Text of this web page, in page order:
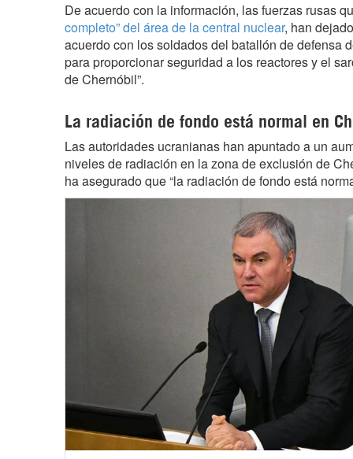
De acuerdo con la información, las fuerzas rusas
completo” del área de la central nuclear, han
acuerdo con los soldados del batallón de defensa
para proporcionar seguridad a los reactores y el
de Chernóbil”.
La radiación de fondo está normal en
Las autoridades ucranianas han apuntado a un
niveles de radiación en la zona de exclusión de
ha asegurado que “la radiación de fondo está